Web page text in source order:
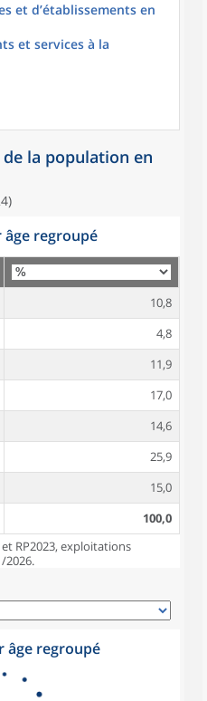
et d’établissements en
et services à la
la population en
âge regroupé
10,8
4,8
11,9
17,0
14,6
25,9
15,0
100,0
et RP2023, exploitations
2026.
âge regroupé